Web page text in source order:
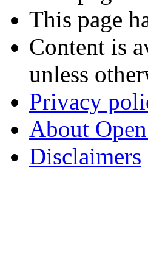
This page
Content is
unless
Privacy
About
Disclaimers